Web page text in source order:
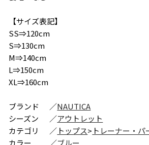
【サイズ表記】
SS⇒120cm
S⇒130cm
M⇒140cm
L⇒150cm
XL⇒160cm
ブランド ／NAUTICA
シーズン
／アウトレット
カテゴリ
／ トップス> トレーナー・パ
カラー
／ブルー